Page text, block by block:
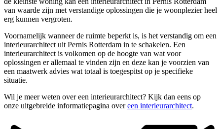
van waarde zijn met verstandige oplossingen die je woonplezier heel
erg kunnen vergroten.
Voornamelijk wanneer de ruimte beperkt is, is het verstandig om een
interieurarchitect uit Pernis Rotterdam in te schakelen. Een
interieurarchitect is volkomen op de hoogte van wat voor
oplossingen er allemaal te vinden zijn en deze kan je voorzien van
een maatwerk advies wat totaal is toegespitst op je specifieke
situatie.
Wil je meer weten over een interieurarchitect? Kijk dan eens op
onze uitgebreide informatiepagina overeen interieurarchitect.